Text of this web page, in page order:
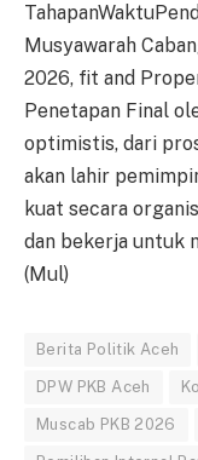
Musyawarah
2026, fit and
Penetapan Final
optimistis, dari
akan lahir
kuat secara
dan bekerja untuk
(Mul)
Berita Politik Aceh
DPW PKB Aceh
Muscab PKB 2026